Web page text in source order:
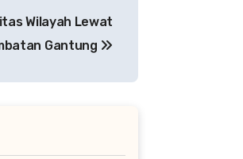
Wilayah Lewat
Gantung